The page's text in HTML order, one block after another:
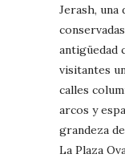
Jerash, una
antigüedad
visitantes
calles
arcos y
grandeza
La Plaza